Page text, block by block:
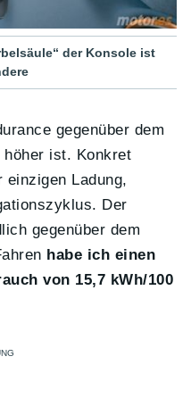
der Konsole ist
gegenüber dem
ist. Konkret
Ladung,
Der
gegenüber dem
habe ich einen
von 15,7 kWh/100